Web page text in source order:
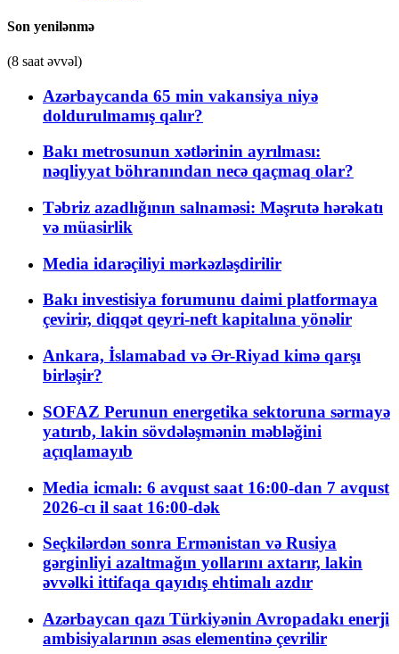
Son yenilənmə
(8 saat əvvəl)
Azərbaycanda 65 min vakansiya niyə
doldurulmamış qalır?
Bakı metrosunun xətlərinin ayrılması:
nəqliyyat böhranından necə qaçmaq olar?
Təbriz azadlığının salnaməsi: Məşrutə hərəkatı
və müasirlik
Media idarəçiliyi mərkəzləşdirilir
Bakı investisiya forumunu daimi platformaya
çevirir, diqqət qeyri-neft kapitalına yönəlir
Ankara, İslamabad və Ər-Riyad kimə qarşı
birləşir?
SOFAZ Perunun energetika sektoruna sərmayə
yatırıb, lakin sövdələşmənin məbləğini
açıqlamayıb
Media icmalı: 6 avqust saat 16:00-dan 7 avqust
2026-cı il saat 16:00-dək
Seçkilərdən sonra Ermənistan və Rusiya
gərginliyi azaltmağın yollarını axtarır, lakin
əvvəlki ittifaqa qayıdış ehtimalı azdır
Azərbaycan qazı Türkiyənin Avropadakı enerji
ambisiyalarının əsas elementinə çevrilir